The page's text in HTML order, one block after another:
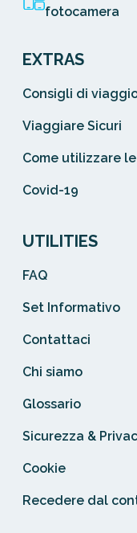
fotocamera
EXTRAS
Consigli di
Viaggiare Sicuri
Come utilizzare
Covid-19
UTILITIES
FAQ
Set Informativo
Contattaci
Chi siamo
Glossario
Sicurezza &
Cookie
Recedere dal